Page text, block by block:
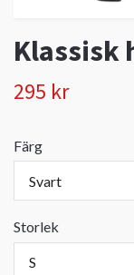
Klassisk
295 kr
Färg
Svart
Storlek
S